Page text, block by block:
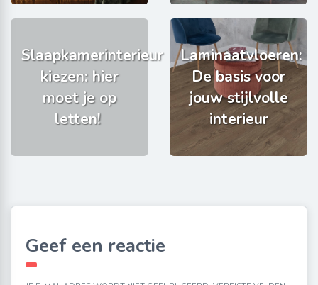
Slaapkamerinterieur
kiezen: hier
moet je op
letten!
Laminaatvloeren:
De basis voor
jouw stijlvolle
interieur
Geef een reactie